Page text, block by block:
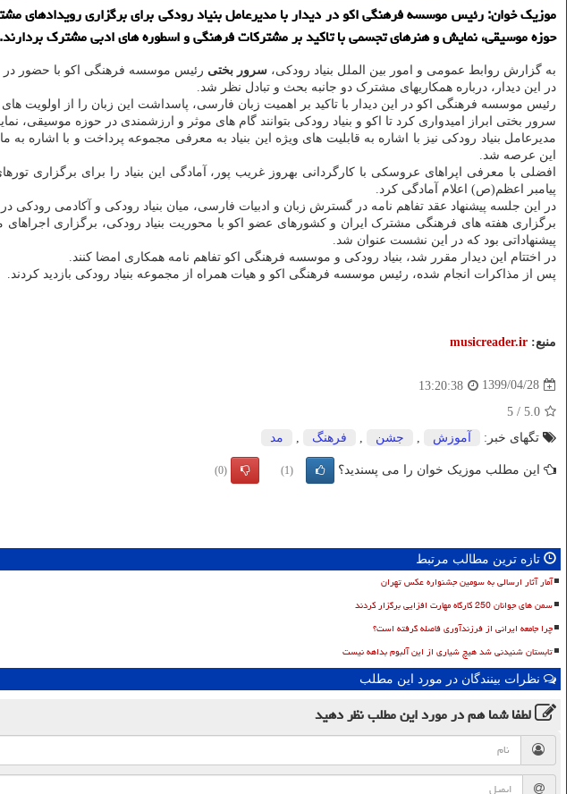
موزیك خوان: رئیس موسسه فرهنگی اكو در دیدار با مدیرعامل بنیاد رودكی برای برگزاری رویدادهای
حوزه موسیقی، نمایش و هنرهای تجسمی با تاكید بر مشتركات فرهنگی و اسطوره های ادبی مشترك بردارند.
به گزارش روابط عمومی و امور بین الملل بنیاد رودکی، سرور بختی رئیس موسسه فرهنگی اکو با حضور در
در این دیدار، درباره همکاریهای مشترک دو جانبه بحث و تبادل نظر شد.
رئیس موسسه فرهنگی اکو در این دیدار با تاکید بر اهمیت زبان فارسی، پاسداشت این زبان را از اولویت
سرور بختی ابراز امیدواری کرد تا اکو و بنیاد رودکی بتوانند گام های موثر و ارزشمندی در حوزه
مدیرعامل بنیاد رودکی نیز با اشاره به قابلیت های ویژه این بنیاد به معرفی مجموعه پرداخت و با
این عرصه شد.
افضلی با معرفی اپراهای عروسکی با کارگردانی بهروز غریب پور، آمادگی این بنیاد را برای برگزاری
پیامبر اعظم(ص) اعلام آمادگی کرد.
در این جلسه پیشنهاد عقد تفاهم نامه در گسترش زبان و ادبیات فارسی، میان بنیاد رودکی و آکادمی
برگزاری هفته های فرهنگی مشترک ایران و کشورهای عضو اکو با محوریت بنیاد رودکی، برگزاری
پیشنهاداتی بود که در این نشست عنوان شد.
در اختتام این دیدار مقرر شد، بنیاد رودکی و موسسه فرهنگی اکو تفاهم نامه همکاری امضا کنند.
پس از مذاکرات انجام شده، رئیس موسسه فرهنگی اکو و هیات همراه از مجموعه بنیاد رودکی بازدید کردند.
منبع: musicreader.ir
1399/04/28
13:20:38
5.0
/
5
تگهای خبر:
آموزش جشن فرهنگ مد
این مطلب موزیک خوان را می پسندید؟ (1)
(0)
تازه ترین مطالب مرتبط
آمار آثار ارسالی به سومین جشنواره عکس تهران
سمن های جوانان 250 کارگاه مهارت افزایی برگزار کردند
چرا جامعه ایرانی از فرزندآوری فاصله گرفته است؟
تابستان شنیدنی شد هیچ شیاری از این آلبوم بداهه نیست
نظرات بینندگان در مورد این مطلب
لطفا شما همدر مورد این مطلبنظر دهید